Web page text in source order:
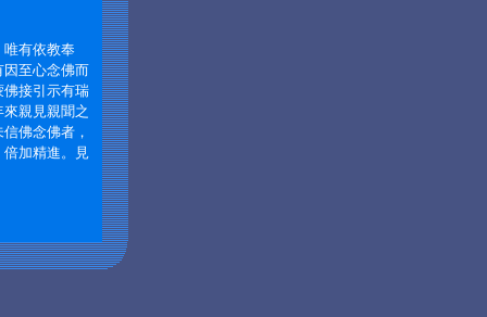
唯有依教奉
因至心念佛而
佛接引示有瑞
親見親聞之
佛念佛者，
倍加精進。見